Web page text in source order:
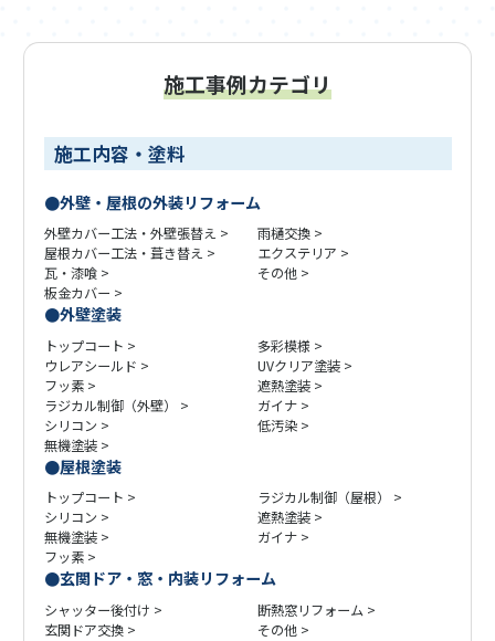
施工事例カテゴリ
施工内容・塗料
外壁・屋根の外装リフォーム
外壁カバー工法・外壁張替え
屋根カバー工法・葺き替え
瓦・漆喰
板金カバー
雨樋交換
エクステリア
その他
外壁塗装
トップコート
ウレアシールド
フッ素
ラジカル制御（外壁）
シリコン
無機塗装
多彩模様
UVクリア塗装
遮熱塗装
ガイナ
低汚染
屋根塗装
トップコート
シリコン
無機塗装
フッ素
ラジカル制御（屋根）
遮熱塗装
ガイナ
玄関ドア・窓・内装リフォーム
シャッター後付け
玄関ドア交換
断熱窓リフォーム
その他